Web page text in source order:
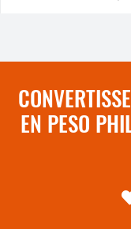
EN PESO